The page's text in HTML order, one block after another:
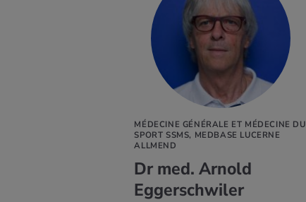
MÉDECINE GÉNÉRALE ET MÉDECINE DU
SPORT SSMS, MEDBASE LUCERNE
ALLMEND
Dr med. Arnold
Eggerschwiler